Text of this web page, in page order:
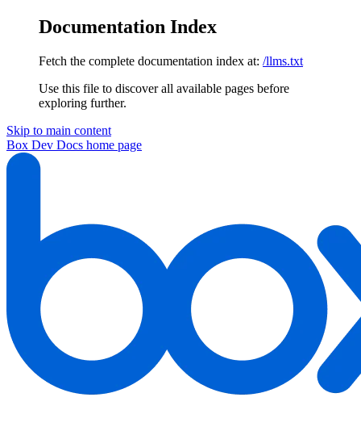
Documentation Index
Fetch the complete documentation index at: /llms.txt
Use this file to discover all available pages before
exploring further.
Skip to main content
Box Dev Docs home page